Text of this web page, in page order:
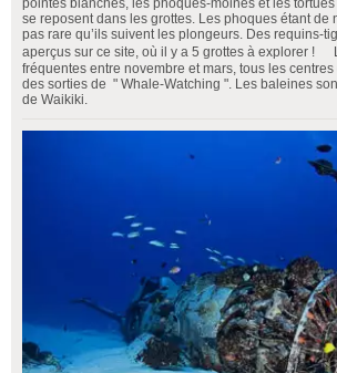
pointes blanches, les phoques-moines et les
se reposent dans les grottes. Les phoques étant de
pas rare qu’ils suivent les plongeurs. Des requins-
aperçus sur ce site, où il y a 5 grottes à explorer !
fréquentes entre novembre et mars, tous les
des sorties de " Whale-Watching ". Les baleines
de Waikiki.